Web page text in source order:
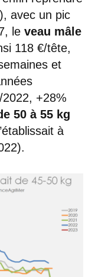
avec un pic
le veau mâle
118 €/tête,
et
+28%
50 à 55 kg
à